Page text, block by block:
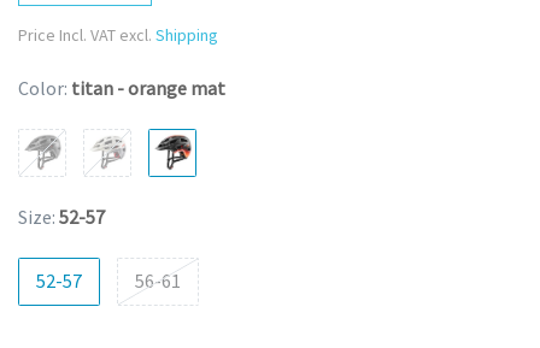
Price Incl. VAT excl. Shipping
Color: titan - orange mat
Size: 52-57
52-57 56-61